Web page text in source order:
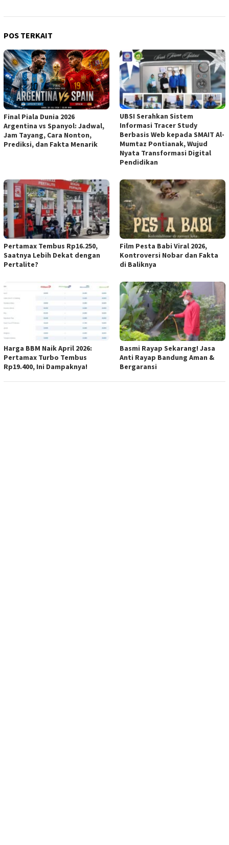
POS TERKAIT
Final Piala Dunia 2026
Argentina vs Spanyol: Jadwal,
Jam Tayang, Cara Nonton,
Prediksi, dan Fakta Menarik
UBSI Serahkan Sistem
Informasi Tracer Study
Berbasis Web kepada SMAIT Al-
Mumtaz Pontianak, Wujud
Nyata Transformasi Digital
Pendidikan
Pertamax Tembus Rp16.250,
Saatnya Lebih Dekat dengan
Pertalite?
Film Pesta Babi Viral 2026,
Kontroversi Nobar dan Fakta
di Baliknya
Harga BBM Naik April 2026:
Pertamax Turbo Tembus
Rp19.400, Ini Dampaknya!
Basmi Rayap Sekarang! Jasa
Anti Rayap Bandung Aman &
Bergaransi